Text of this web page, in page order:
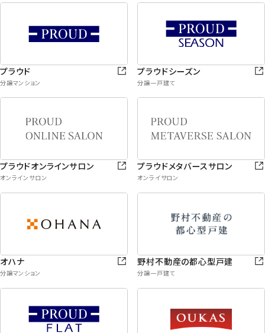
プラウド
分譲マンション
プラウドシーズン
分譲一戸建て
プラウドオンラインサロン
オンラインサロン
プラウドメタバースサロン
オンライサロン
オハナ
分譲マンション
野村不動産の都心型戸建
分譲一戸建て